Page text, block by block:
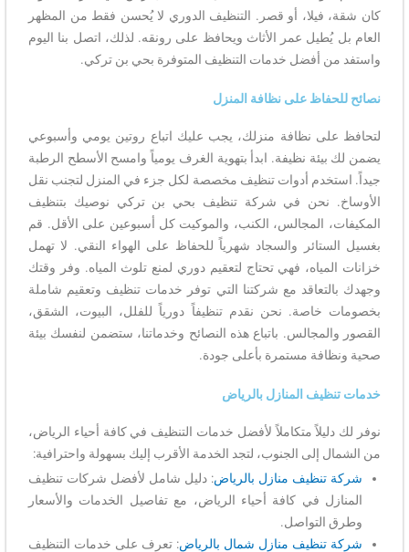
كان شقة، فيلا، أو قصر. التنظيف الدوري لا يُحسن فقط من المظهر
العام بل يُطيل عمر الأثاث ويحافظ على رونقه. لذلك، اتصل بنا اليوم
واستفد من أفضل خدمات التنظيف المتوفرة بحي بن تركي.
نصائح للحفاظ على نظافة المنزل
لتحافظ على نظافة منزلك، يجب عليك اتباع روتين يومي وأسبوعي
يضمن لك بيئة نظيفة. ابدأ بتهوية الغرف يومياً وامسح الأسطح الرطبة
جيداً. استخدم أدوات تنظيف مخصصة لكل جزء في المنزل لتجنب نقل
الأوساخ. نحن في شركة تنظيف بحي بن تركي نوصيك بتنظيف
المكيفات، المجالس، الكنب، والموكيت كل أسبوعين على الأقل. قم
بغسيل الستائر والسجاد شهرياً للحفاظ على الهواء النقي. لا تهمل
خزانات المياه، فهي تحتاج لتعقيم دوري لمنع تلوث المياه. وفر وقتك
وجهدك بالتعاقد مع شركتنا التي توفر خدمات تنظيف وتعقيم شاملة
بخصومات خاصة. نحن نقدم تنظيفاً دورياً للفلل، البيوت، الشقق،
القصور والمجالس. باتباع هذه النصائح وخدماتنا، ستضمن لنفسك بيئة
صحية ونظافة مستمرة بأعلى جودة.
خدمات تنظيف المنازل بالرياض
نوفر لك دليلاً متكاملاً لأفضل خدمات التنظيف في كافة أحياء الرياض،
من الشمال إلى الجنوب، لتجد الخدمة الأقرب إليك بسهولة واحترافية:
شركة تنظيف منازل بالرياض: دليل شامل لأفضل شركات تنظيف
المنازل في كافة أحياء الرياض، مع تفاصيل الخدمات والأسعار
وطرق التواصل.
شركة تنظيف منازل شمال بالرياض: تعرف على خدمات التنظيف